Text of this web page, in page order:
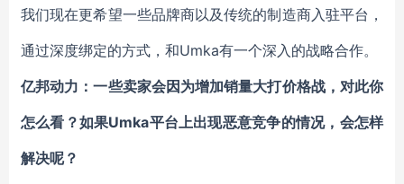
我们现在更希望一些品牌商以及传统的制造商入驻平台，
通过深度绑定的方式，和Umka有一个深入的战略合作。
亿邦动力：一些卖家会因为增加销量大打价格战，对此你
怎么看？如果Umka平台上出现恶意竞争的情况，会怎样
解决呢？